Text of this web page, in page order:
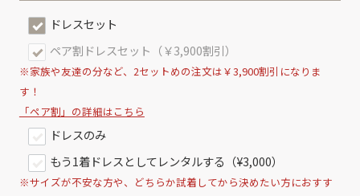
ドレスセット
ペア割ドレスセット（￥3,900割引）
※家族や友達の分など、2セットめの注文は￥3,900割引になりま
す！
「ペア割」の詳細はこちら
ドレスのみ
もう1着ドレスとしてレンタルする（¥3,000）
※サイズが不安な方や、どちらか試着してから決めたい方におすす